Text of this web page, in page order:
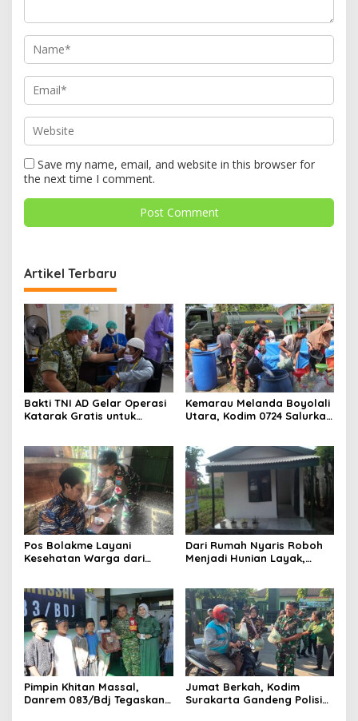
Save my name, email, and website in this browser for
the next time I comment.
Artikel Terbaru
Bakti TNI AD Gelar Operasi
Katarak Gratis untuk
Kemarau Melanda Boyolali
Utara, Kodim 0724 Salurkan
Pos Bolakme Layani
Kesehatan Warga dari
Dari Rumah Nyaris Roboh
Menjadi Hunian Layak,
Pimpin Khitan Massal,
Danrem 083/Bdj Tegaskan
Jumat Berkah, Kodim
Surakarta Gandeng Polisi